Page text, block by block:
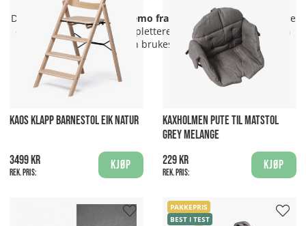
Den smartebarnestolen Lemo fra Cybex er utstyrt med Bøyle
o
g matbrett fra start. Komplettere kun medLemo Newborn
(som i tillegg kan brukes som vippestol).
KAOS KLAPP BARNESTOL EIK NATUR
3499 kr
Rek. pris:
Kjøp
KAXHOLMEN PUTE TIL MATSTOL
GREY MELANGE
229 kr
Rek. pris:
Kjøp
PAKKEPRIS
BEST I TEST